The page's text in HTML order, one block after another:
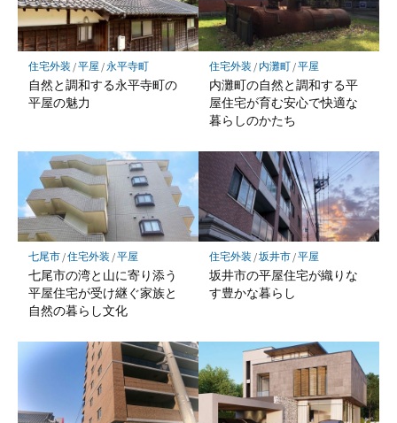
住宅外装 /平屋 /永平寺町
自然と調和する永平寺町の
平屋の魅力
住宅外装 / 内灘町/平屋
内灘町の自然と調和する平
屋住宅が育む安心で快適な
暮らしのかたち
七尾市/住宅外装 /平屋
七尾市の湾と山に寄り添う
平屋住宅が受け継ぐ家族と
自然の暮らし文化
住宅外装 /坂井市/平屋
坂井市の平屋住宅が織りな
す豊かな暮らし